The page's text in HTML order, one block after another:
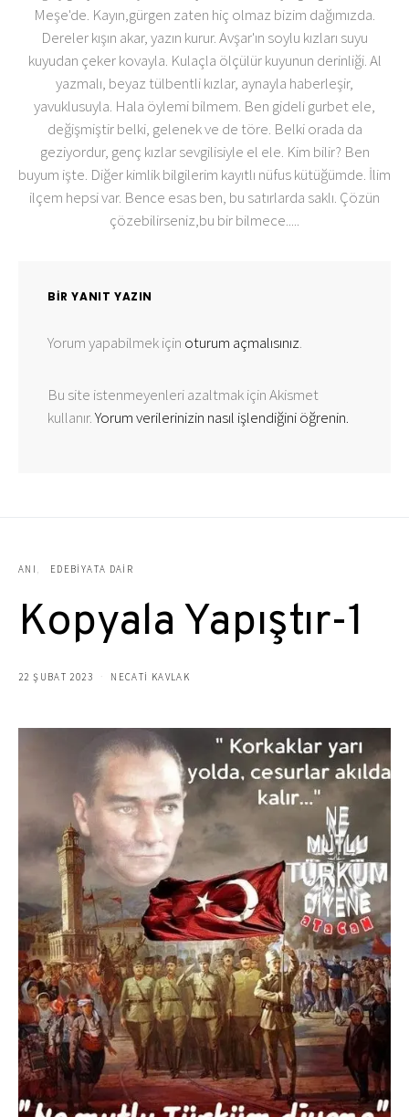
Meşe'de. Kayın,gürgen zaten hiç olmaz bizim dağımızda.
Dereler kışın akar, yazın kurur. Avşar'ın soylu kızları suyu
kuyudan çeker kovayla. Kulaçla ölçülür kuyunun derinliği. Al
yazmalı, beyaz tülbentli kızlar, aynayla haberleşir,
yavuklusuyla. Hala öylemi bilmem. Ben gideli gurbet ele,
değişmiştir belki, gelenek ve de töre. Belki orada da
geziyordur, genç kızlar sevgilisiyle el ele. Kim bilir? Ben
buyum işte. Diğer kimlik bilgilerim kayıtlı nüfus kütüğümde. İlim
ilçem hepsi var. Bence esas ben, bu satırlarda saklı. Çözün
çözebilirseniz,bu bir bilmece.....
BIR YANIT YAZIN
Yorum yapabilmek için oturum açmalısınız.
Bu site istenmeyenleri azaltmak için Akismet
kullanır.Yorum verilerinizin nasıl işlendiğini öğrenin.
ANI EDEBIYATA DAIR
Kopyala Yapıştır-1
22 ŞUBAT 2023 NECATİ KAVLAK